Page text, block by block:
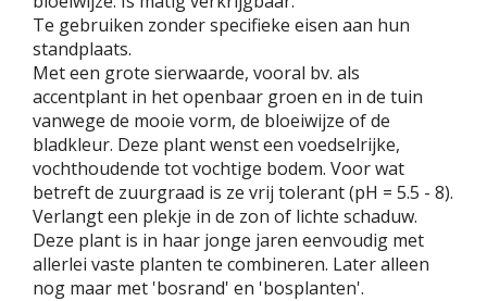
Te gebruiken zonder specifieke eisen aan hun
standplaats.
Met een grote sierwaarde, vooral bv. als
accentplant in het openbaar groen en in de tuin
vanwege de mooie vorm, de bloeiwijze of de
bladkleur. Deze plant wenst een voedselrijke,
vochthoudende tot vochtige bodem. Voor wat
betreft de zuurgraad is ze vrij tolerant (pH = 5.5 - 8).
Verlangt een plekje in de zon of lichte schaduw.
Deze plant is in haar jonge jaren eenvoudig met
allerlei vaste planten te combineren. Later alleen
nog maar met 'bosrand' en 'bosplanten'.